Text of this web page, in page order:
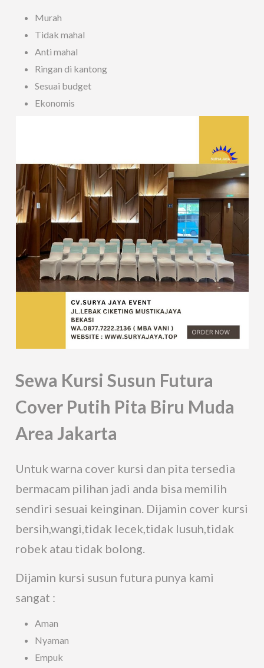
Murah
Tidak mahal
Anti mahal
Ringan di kantong
Sesuai budget
Ekonomis
Sewa Kursi Susun Futura
Cover Putih Pita Biru Muda
Area Jakarta
Untuk warna cover kursi dan pita tersedia
bermacam pilihan jadi anda bisa memilih
sendiri sesuai keinginan. Dijamin cover kursi
bersih,wangi,tidak lecek,tidak lusuh,tidak
robek atau tidak bolong.
Dijamin kursi susun futura punya kami
sangat :
Aman
Nyaman
Empuk